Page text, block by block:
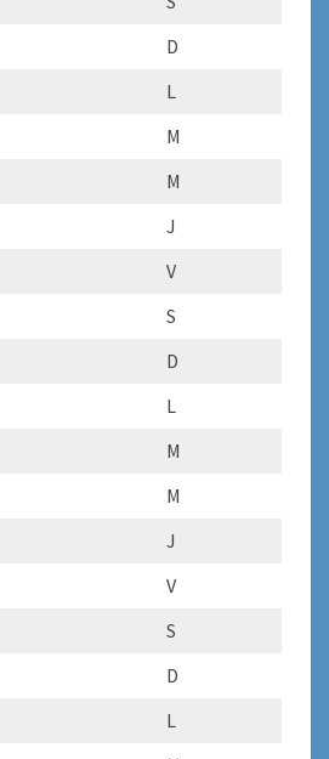
D
L
M
M
J
V
S
D
L
M
M
J
V
S
D
L